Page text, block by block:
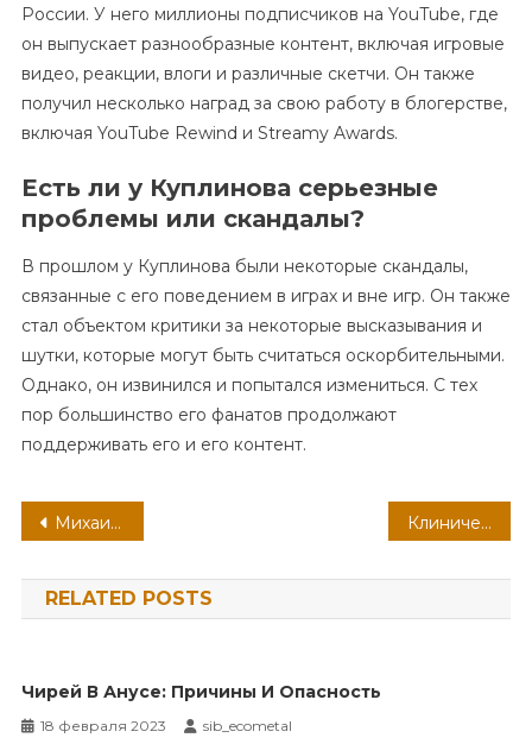
России. У него миллионы подписчиков на YouTube, где
он выпускает разнообразные контент, включая игровые
видео, реакции, влоги и различные скетчи. Он также
получил несколько наград за свою работу в блогерстве,
включая YouTube Rewind и Streamy Awards.
Есть ли у Куплинова серьезные
проблемы или скандалы?
В прошлом у Куплинова были некоторые скандалы,
связанные с его поведением в играх и вне игр. Он также
стал объектом критики за некоторые высказывания и
шутки, которые могут быть считаться оскорбительными.
Однако, он извинился и попытался измениться. С тех
пор большинство его фанатов продолжают
поддерживать его и его контент.
Навигация
по
записям
Михаил Зеленский — биография, личная жизнь, причина смерти — интересные факты и события Клинические характеристики синдрома Маделунга
RELATED POSTS
Чирей В Анусе: Причины И Опасность
18 февраля 2023 sib_ecometal